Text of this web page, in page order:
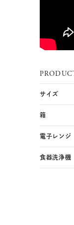
サイズ
箱
電子レンジ
食器洗浄機